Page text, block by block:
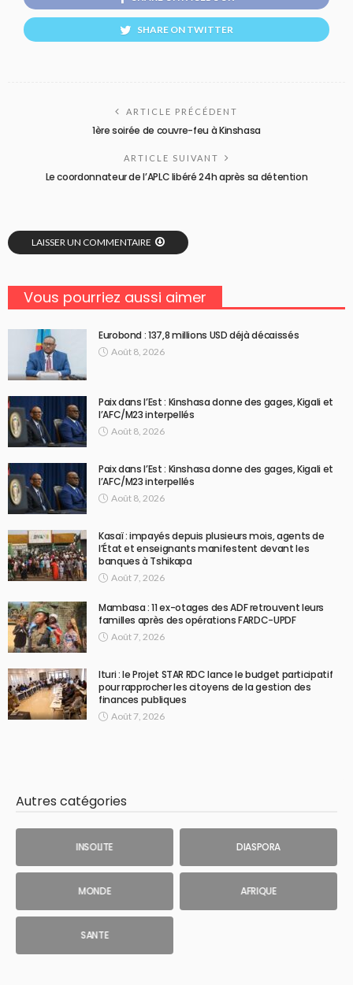
SHARE ON TWITTER
ARTICLE PRÉCÉDENT
1ère soirée de couvre-feu à Kinshasa
ARTICLE SUIVANT
Le coordonnateur de l’APLC libéré 24h après sa détention
LAISSER UN COMMENTAIRE
Vous pourriez aussi aimer
Eurobond : 137,8 millions USD déjà décaissés
Août 8, 2026
Paix dans l’Est : Kinshasa donne des gages, Kigali et
l’AFC/M23 interpellés
Août 8, 2026
Paix dans l’Est : Kinshasa donne des gages, Kigali et
l’AFC/M23 interpellés
Août 8, 2026
Kasaï : impayés depuis plusieurs mois, agents de
l’État et enseignants manifestent devant les
banques à Tshikapa
Août 7, 2026
Mambasa : 11 ex-otages des ADF retrouvent leurs
familles après des opérations FARDC-UPDF
Août 7, 2026
Ituri : le Projet STAR RDC lance le budget participatif
pour rapprocher les citoyens de la gestion des
finances publiques
Août 7, 2026
Autres catégories
INSOLITE DIASPORA
MONDE AFRIQUE
SANTE